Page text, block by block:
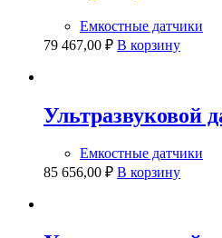
Емкостные датчики
79 467,00 ₽ В корзину
Ультразвуковой
Емкостные датчики
85 656,00 ₽ В корзину